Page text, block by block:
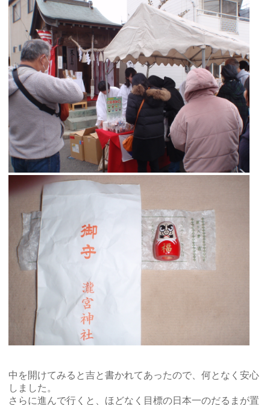
中を開けてみると吉と書かれてあったので、何となく安心
しました。
さらに進んで行くと、ほどなく目標の日本一のだるまが置